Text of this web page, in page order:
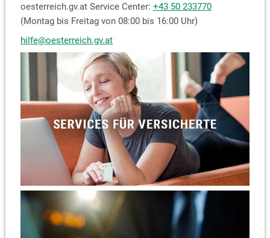
oesterreich.gv.at Service Center: +43 50 233770
(Montag bis Freitag von 08:00 bis 16:00 Uhr)
hilfe@oesterreich.gv.at